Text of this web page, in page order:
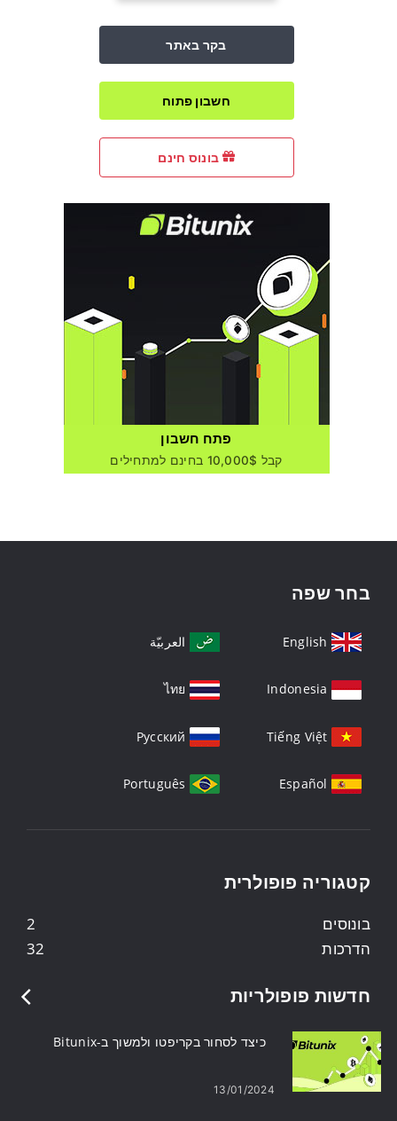
בקר באתר
חשבון פתוח
בונוס חינם
פתח חשבון
קבל 10,000$ בחינם למתחילים
בחר שפה
English العربيّة
Indonesia
ไทย
Tiếng Việt
Русский
Español
Português
קטגוריה פופולרית
2
בונוסים
32
הדרכות
חדשות פופולריות
כיצד לסחור בקריפטו ולמשוך ב-Bitunix
13/01/2024